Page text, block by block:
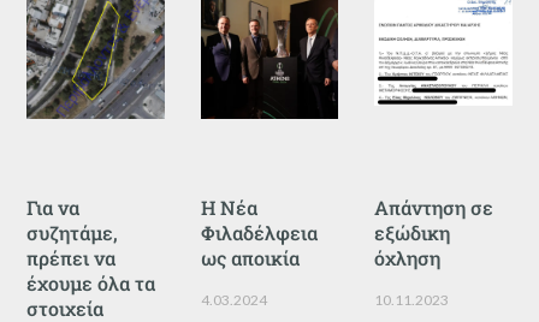
Για να
συζητάμε,
πρέπει να
έχουμε όλα τα
στοιχεία
Η Νέα
Φιλαδέλφεια
ως αποικία
4.03.2024
Απάντηση σε
εξώδικη
όχληση
10.11.2023